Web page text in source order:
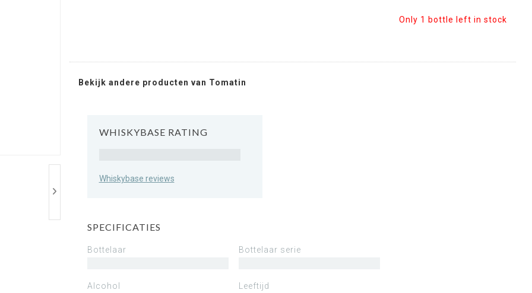
Only 1 bottle left in stock
Bekijk andere producten van Tomatin
WHISKYBASE RATING
Whiskybase reviews
SPECIFICATIES
Bottelaar Bottelaar serie
Alcohol Leeftijd